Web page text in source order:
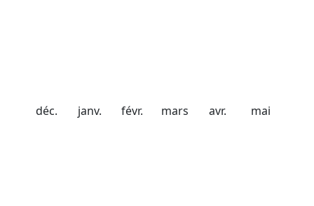
déc. janv. févr. mars avr. mai